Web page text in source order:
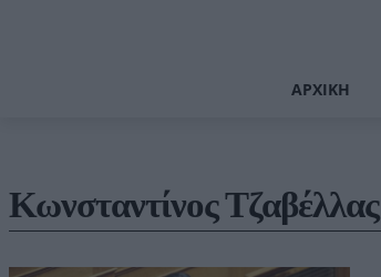
ΑΡΧΙΚΉ
Κωνσταντίνος Τζαβέλλας